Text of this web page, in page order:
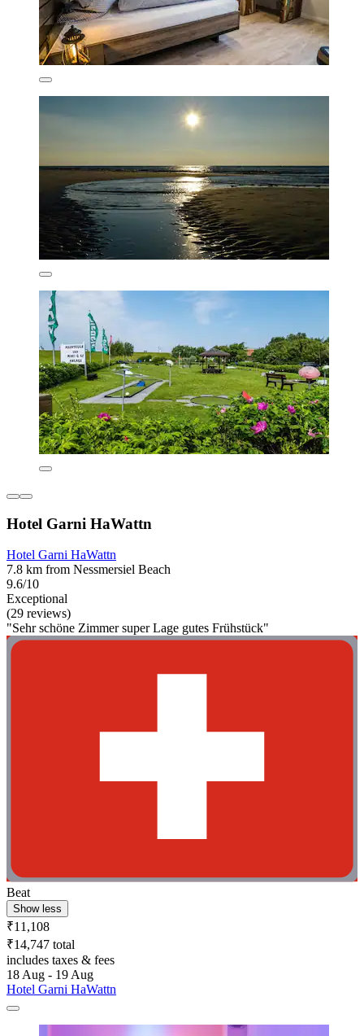
Hotel Garni HaWattn
Hotel Garni HaWattn
7.8 km from Nessmersiel Beach
9.6/10
Exceptional
(29 reviews)
"Sehr schöne Zimmer super Lage gutes Frühstück"
Beat
Show less
₹11,108
₹14,747 total
includes taxes & fees
18 Aug - 19 Aug
Hotel Garni HaWattn